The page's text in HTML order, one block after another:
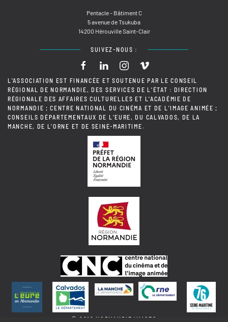
Pentacle - Bâtiment C
5 avenue de Tsukuba
14200 Hérouville Saint-Clair
SUIVEZ-NOUS :
L'ASSOCIATION EST FINANCÉE ET SOUTENUE PAR LE CONSEIL
RÉGIONAL DE NORMANDIE, DES SERVICES DE L'ÉTAT : DIRECTION
RÉGIONALE DES AFFAIRES CULTURELLES ET L'ACADÉMIE DE
NORMANDIE ; CENTRE NATIONAL DU CINÉMA ET DE L'IMAGE ANIMÉE ;
CONSEILS DÉPARTEMENTAUX DE L'EURE, DU CALVADOS, DE LA
MANCHE, DE L'ORNE ET DE SEINE-MARITIME.
© 2018 NORMANDIE IMAGES